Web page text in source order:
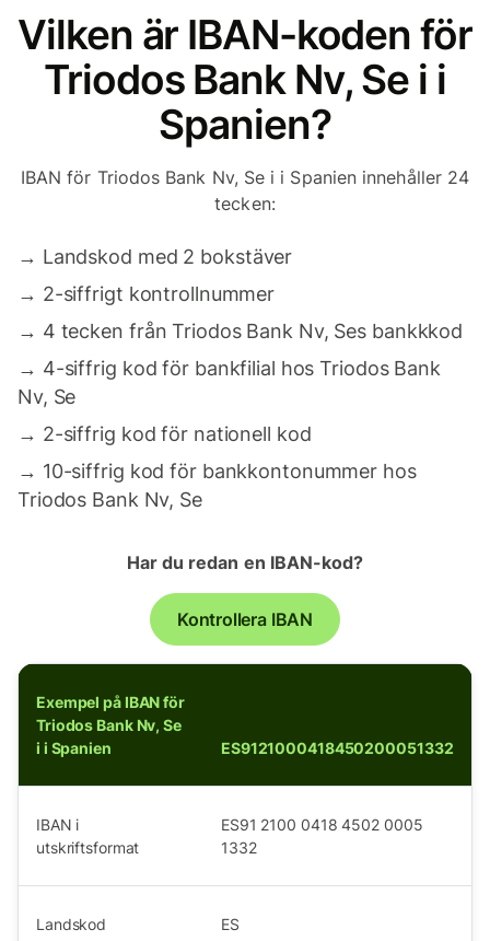
Vilken är IBAN-koden för
Triodos Bank Nv, Se i i
Spanien?
IBAN för Triodos Bank Nv, Se i i Spanien innehåller 24
tecken:
→ Landskod med 2 bokstäver
→ 2-siffrigt kontrollnummer
→ 4 tecken från Triodos Bank Nv, Ses bankkkod
→ 4-siffrig kod för bankfilial hos Triodos Bank
Nv, Se
→ 2-siffrig kod för nationell kod
→ 10-siffrig kod för bankkontonummer hos
Triodos Bank Nv, Se
Har du redan en IBAN-kod?
Kontrollera IBAN
Exempel på IBAN för
Triodos Bank Nv, Se
i i Spanien
ES9121000418450200051332
IBAN i
utskriftsformat
ES91 2100 0418 4502 0005
1332
Landskod ES